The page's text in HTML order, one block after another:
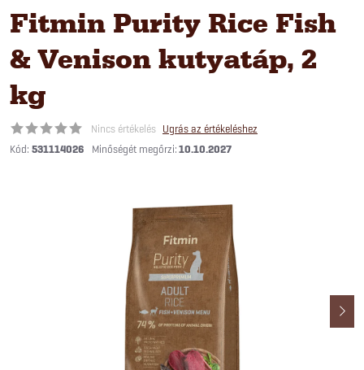
Fitmin Purity Rice Fish
& Venison kutyatáp, 2
kg
Nincs értékelés Ugrás az értékeléshez
Kód: 531114026 10.10.2027